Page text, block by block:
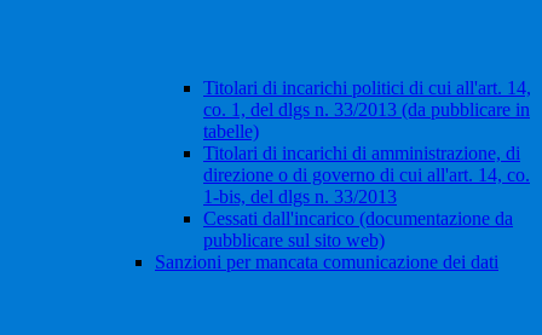
Titolari di incarichi politici di cui all'art. 14,
co. 1, del dlgs n. 33/2013 (da pubblicare in
tabelle)
Titolari di incarichi di amministrazione, di
direzione o di governo di cui all'art. 14, co.
1-bis, del dlgs n. 33/2013
Cessati dall'incarico (documentazione da
pubblicare sul sito web)
Sanzioni per mancata comunicazione dei dati